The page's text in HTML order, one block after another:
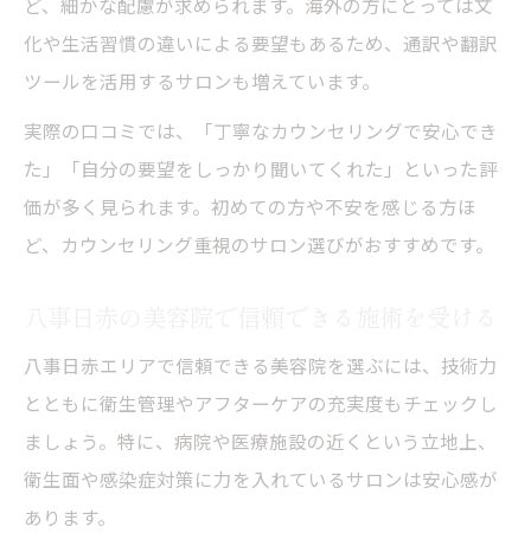
化や生活習慣の違いによる要望もあるため、通訳や翻訳
ツールを活用するサロンも増えています。
実際の口コミでは、「丁寧なカウンセリングで安心でき
た」「自分の要望をしっかり聞いてくれた」といった評
価が多く見られます。初めての方や不安を感じる方ほ
ど、カウンセリング重視のサロン選びがおすすめです。
八事日赤エリアで信頼できる美容院を選ぶには、技術力
とともに衛生管理やアフターケアの充実度もチェックし
ましょう。特に、病院や医療施設の近くという立地上、
衛生面や感染症対策に力を入れているサロンは安心感が
あります。